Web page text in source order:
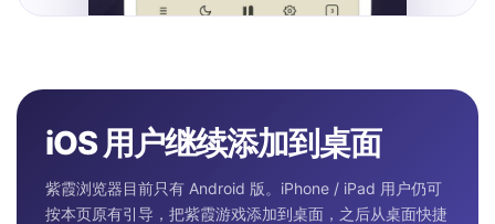
iOS 用户继续添加到桌面
紫霞浏览器目前只有 Android 版。iPhone / iPad 用户仍可
按本页原有引导，把紫霞游戏添加到桌面，之后从桌面快捷